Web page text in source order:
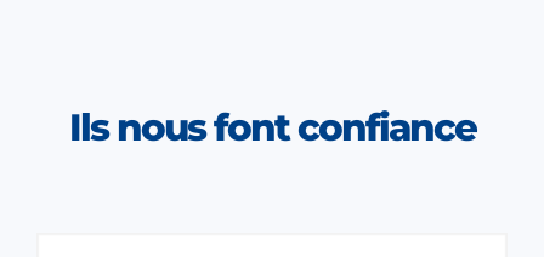
Ils nous font confiance